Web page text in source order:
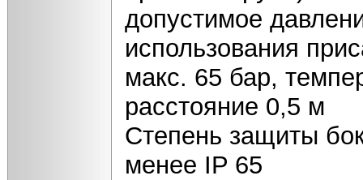
допустимое
использования
макс. 65 бар,
расстояние 0,5 м
Степень защиты
менее IP 65